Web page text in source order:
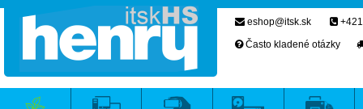
eshop@itsk.sk
Často kladené otázky